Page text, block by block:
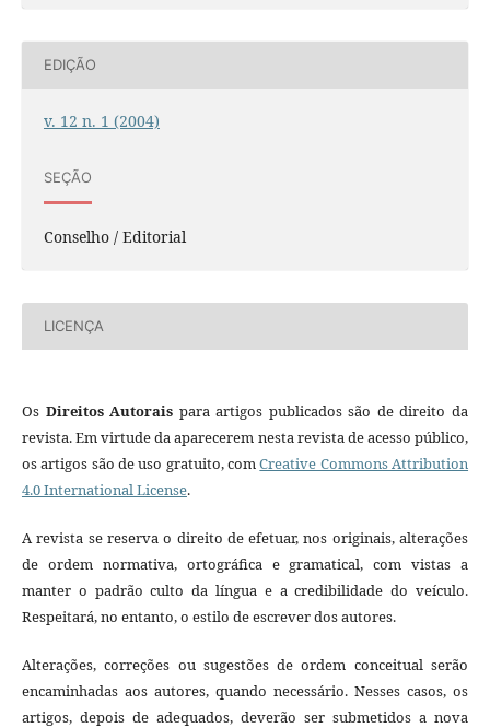
EDIÇÃO
v. 12 n. 1 (2004)
SEÇÃO
Conselho / Editorial
LICENÇA
Os Direitos Autorais para artigos publicados são de direito da
revista. Em virtude da aparecerem nesta revista de acesso público,
os artigos são de uso gratuito, comCreative Commons Attribution
4.0 International License.
A revista se reserva o direito de efetuar, nos originais, alterações
de ordem normativa, ortográfica e gramatical, com vistas a
manter o padrão culto da língua e a credibilidade do veículo.
Respeitará, no entanto, o estilo de escrever dos autores.
Alterações, correções ou sugestões de ordem conceitual serão
encaminhadas aos autores, quando necessário. Nesses casos, os
artigos, depois de adequados, deverão ser submetidos a nova